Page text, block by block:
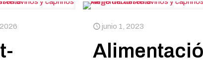
junio 1, 2023